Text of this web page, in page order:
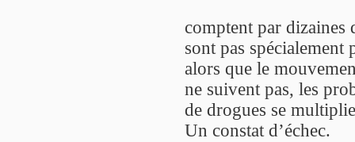
comptent par
sont pas
alors que le
ne suivent pas, les
de drogues se
Un constat d’échec.